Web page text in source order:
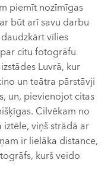
piemīt nozīmīgas
būt arī savu darbu
vīlies
citu fotogrāfu
Luvrā, kur
un teātra pārstāvji
un, pievienojot citas
Cilvēkam no
viņš strādā ar
ir lielāka distance,
kurš veido